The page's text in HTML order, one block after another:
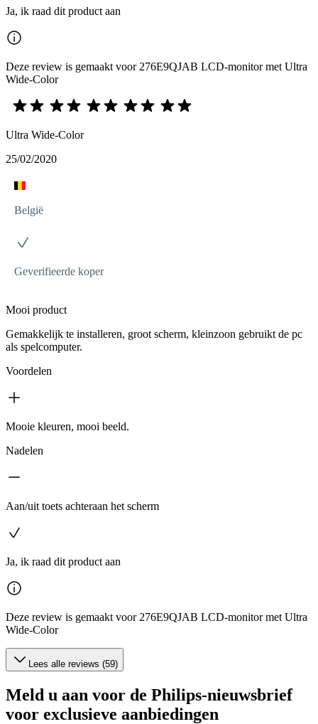
Ja, ik raad dit product aan
Deze review is gemaakt voor 276E9QJAB LCD-monitor met Ultra
Wide-Color
Ultra Wide-Color
25/02/2020
België
Geverifieerde koper
Mooi product
Gemakkelijk te installeren, groot scherm, kleinzoon gebruikt de pc
als spelcomputer.
Voordelen
Mooie kleuren, mooi beeld.
Nadelen
Aan/uit toets achteraan het scherm
Ja, ik raad dit product aan
Deze review is gemaakt voor 276E9QJAB LCD-monitor met Ultra
Wide-Color
Lees alle reviews (59)
Meld u aan voor de Philips-nieuwsbrief
voor exclusieve aanbiedingen